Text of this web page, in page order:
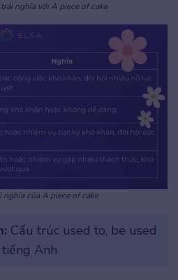
nghĩa với A piece of cake
nghĩa của A piece of cake
Cấu trúc used to, be used
Anh